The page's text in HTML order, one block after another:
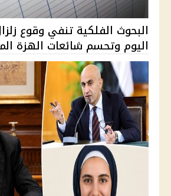
البحوث الفلكية تنفي وقوع
اليوم وتحسم شائعات الهزة